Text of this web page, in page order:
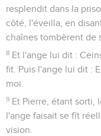
resplendit dans la
côté, l'éveilla, en
chaînes tombèrent de
8 Et l'ange lui dit :
fit. Puis l'ange lui dit :
moi.
9 Et Pierre, étant sorti,
l'ange faisait se fît
vision.